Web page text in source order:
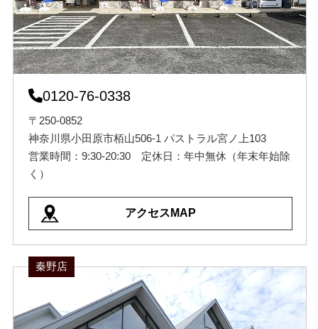
0120-76-0338
〒250-0852
神奈川県小田原市栢山506-1 パストラル宮ノ上103
営業時間：9:30-20:30 定休日：年中無休（年末年始除
く）
アクセスMAP
秦野店